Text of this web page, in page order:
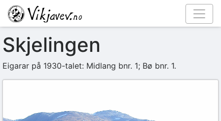
Skjelingen
Eigarar på 1930-talet: Midlang bnr. 1; Bø bnr. 1.